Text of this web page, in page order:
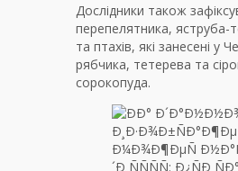
Дослідники також
перепелятника, яструба-
та птахів, які занесені у
рябчика, тетерева та
сорокопуда.